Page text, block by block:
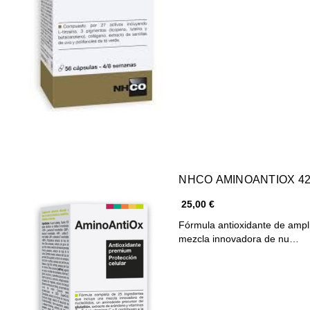
NHCO AMINOANTIOX
25,00 €
Fórmula antioxidante de
mezcla innovadora de nu…